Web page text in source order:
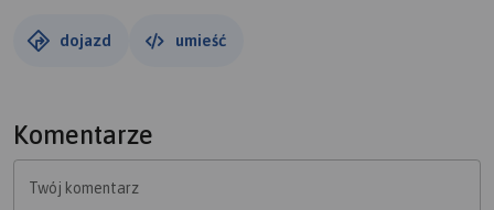
dojazd umieść
Komentarze
Twój komentarz